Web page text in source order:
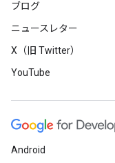
ブログ
ニュースレター
X（旧 Twitter）
YouTube
Android